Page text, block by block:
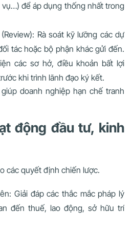
để áp dụng thống nhất trong
Rà soát kỹ lưỡng các dự
tác hoặc bộ phận khác gửi đến.
các sơ hở, điều khoản bất lợi
khi trình lãnh đạo ký kết.
doanh nghiệp hạn chế tranh
động đầu tư, kinh
các quyết định chiến lược.
Giải đáp các thắc mắc pháp lý
đến thuế, lao động, sở hữu trí